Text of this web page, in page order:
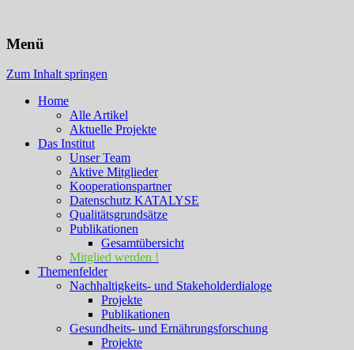
KATALYSE Institut
Menü
Zum Inhalt springen
Home
Alle Artikel
Aktuelle Projekte
Das Institut
Unser Team
Aktive Mitglieder
Kooperationspartner
Datenschutz KATALYSE
Qualitätsgrundsätze
Publikationen
Gesamtübersicht
Mitglied werden !
Themenfelder
Nachhaltigkeits- und Stakeholderdialoge
Projekte
Publikationen
Gesundheits- und Ernährungsforschung
Projekte